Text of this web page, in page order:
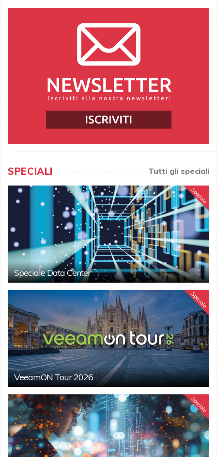
SPECIALI Tutti gli speciali
Speciale
Speciale Data Center
Speciale
VeeamON Tour 2026
Speciale